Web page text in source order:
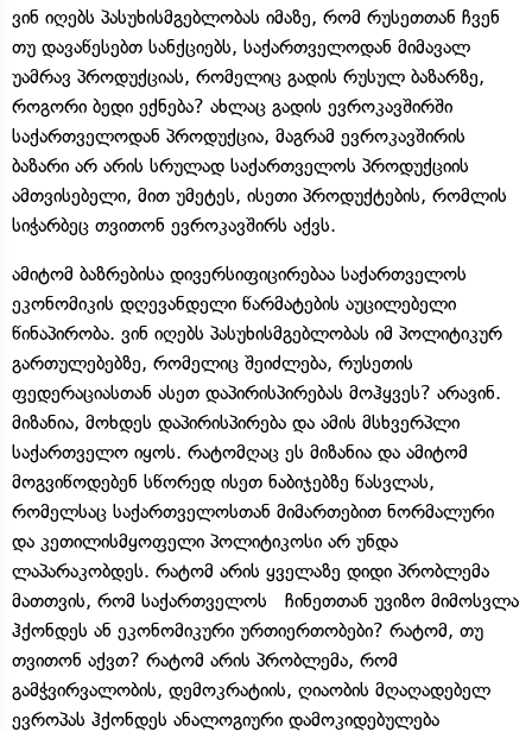
ვინ იღებს პასუხისმგებლობას იმაზე, რომ რუსეთთან ჩვენ
თუ დავაწესებთ სანქციებს, საქართველოდან მიმავალ
უამრავ პროდუქციას, რომელიც გადის რუსულ ბაზარზე,
როგორი ბედი ექნება? ახლაც გადის ევროკავშირში
საქართველოდან პროდუქცია, მაგრამ ევროკავშირის
ბაზარი არ არის სრულად საქართველოს პროდუქციის
ამთვისებელი, მით უმეტეს, ისეთი პროდუქტების, რომლის
სიჭარბეც თვითონ ევროკავშირს აქვს.
ამიტომ ბაზრებისა დივერსიფიცირებაა საქართველოს
ეკონომიკის დღევანდელი წარმატების აუცილებელი
წინაპირობა. ვინ იღებს პასუხისმგებლობას იმ პოლიტიკურ
გართულებებზე, რომელიც შეიძლება, რუსეთის
ფედერაციასთან ასეთ დაპირისპირებას მოჰყვეს? არავინ.
მიზანია, მოხდეს დაპირისპირება და ამის მსხვერპლი
საქართველო იყოს. რატომღაც ეს მიზანია და ამიტომ
მოგვიწოდებენ სწორედ ისეთ ნაბიჯებზე წასვლას,
რომელსაც საქართველოსთან მიმართებით ნორმალური
და კეთილისმყოფელი პოლიტიკოსი არ უნდა
ლაპარაკობდეს. რატომ არის ყველაზე დიდი პრობლემა
მათთვის, რომ საქართველოს ჩინეთთან უვიზო მიმოსვლა
ჰქონდეს ან ეკონომიკური ურთიერთობები? რატომ, თუ
თვითონ აქვთ? რატომ არის პრობლემა, რომ
გამჭვირვალობის, დემოკრატიის, ღიაობის მღაღადებელ
ევროპას ჰქონდეს ანალოგიური დამოკიდებულება